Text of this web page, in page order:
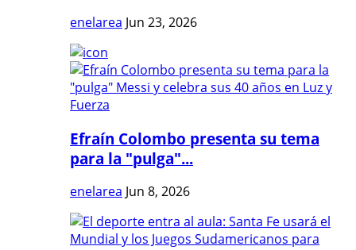
enelarea Jun 23, 2026
Efraín Colombo presenta su tema
para la "pulga"...
enelarea Jun 8, 2026